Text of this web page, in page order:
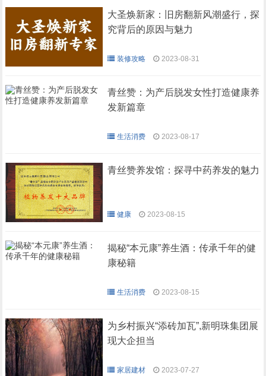
大圣焕新家：旧房翻新风潮盛行，探
究背后的原因与魅力
装修攻略 2023-08-31
青丝赞：为产后脱发女性打造健康养
发新篇章
生活消费 2023-08-17
青丝赞养发馆：探寻中药养发的魅力
健康 2023-08-15
揭秘“本元康”养生酒：传承千年的健
康秘籍
生活消费 2023-08-15
为乡村振兴“添砖加瓦”,新明珠集团展
现大企担当
家居建材 2023-07-27